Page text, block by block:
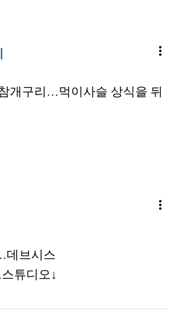
more_vert
개구리…먹이사슬 상식을 뒤
more_vert
데브시스
튜디오↓